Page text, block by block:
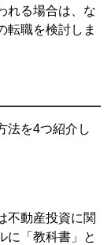
れる場合は、な
転職を検討しま
法を4つ紹介し
不動産投資に関
に「教科書」と